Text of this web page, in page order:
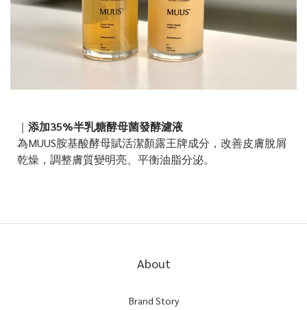
｜ 添加35%半乳糖酵母菌發酵濾液
為MUUS胺基酸酵母賦活潔顏露王牌成分，改善皮膚脫屑
乾燥，調整膚質變明亮、平衡油脂分泌。
About
Brand Story